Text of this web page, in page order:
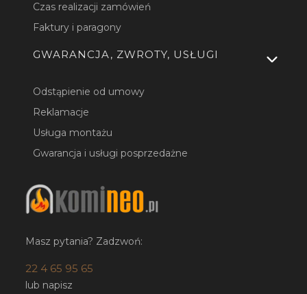
Czas realizacji zamówień
Faktury i paragony
GWARANCJA, ZWROTY, USŁUGI
Odstąpienie od umowy
Reklamacje
Usługa montażu
Gwarancja i usługi posprzedażne
Masz pytania? Zadzwoń:
22 4 65 95 65
lub napisz